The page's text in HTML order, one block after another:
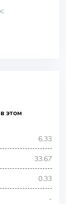
этом
6.33
33.67
0.33
-